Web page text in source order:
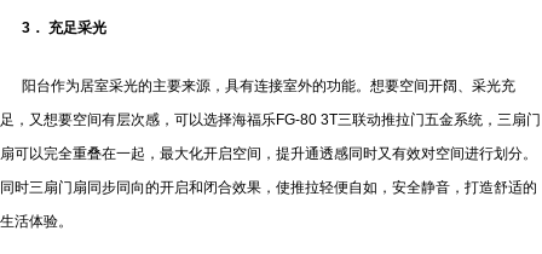
3． 充足采光
阳台作为居室采光的主要来源，具有连接室外的功能。想要空间开阔、采光充
足，又想要空间有层次感，可以选择海福乐FG-80 3T三联动推拉门五金系统，三扇门
扇可以完全重叠在一起，最大化开启空间，提升通透感同时又有效对空间进行划分。
同时三扇门扇同步同向的开启和闭合效果，使推拉轻便自如，安全静音，打造舒适的
生活体验。